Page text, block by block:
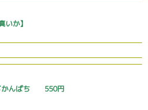
いか】
んぱち 550円